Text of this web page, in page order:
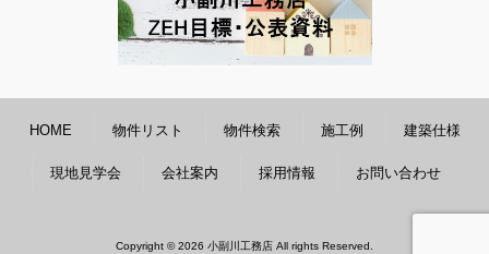
HOME 物件リスト 物件検索 施工例 建築仕様
現地見学会 会社案内 採用情報 お問い合わせ
Copyright © 2026 小副川工務店 All rights Reserved.